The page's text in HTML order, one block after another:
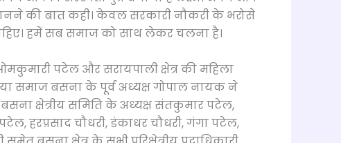
की बात कही। केवल सरकारी नौकरी के भरोसे
हमें सब समाज को साथ लेकर चलना है।
पटेल और सरायपाली क्षेत्र की महिला
समाज बसना के पूर्व अध्यक्ष गोपाल नायक ने
क्षेत्रीय समिति के अध्यक्ष संतकुमार पटेल,
हरप्रसाद चौधरी, डंकाधर चौधरी, गंगा पटेल,